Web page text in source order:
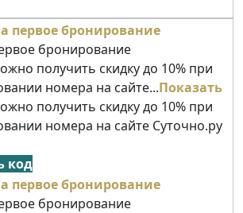
бронирование
получить скидку до 10% при
номера на сайте...Показать
получить скидку до 10% при
номера на сайте Суточно.ру
код
бронирование